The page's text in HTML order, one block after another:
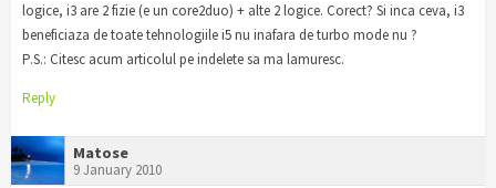
logice, i3 are 2 fizie (e un core2duo) + alte 2 logice. Corect? Si inca ceva, i3
beneficiaza de toate tehnologiile i5 nu inafara de turbo mode nu ?
P.S.: Citesc acum articolul pe indelete sa ma lamuresc.
Reply
Matose
9 January 2010